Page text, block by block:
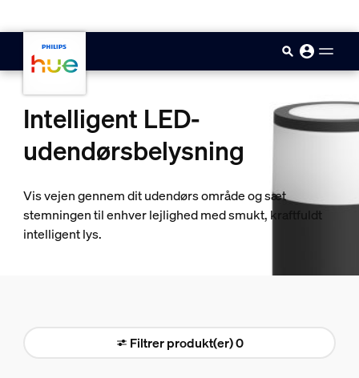
Intelligent LED-
udendørsbelysning
Vis vejen gennem dit udendørs område og sæt
stemningen til enhver lejlighed med smukt, kraftfuldt
intelligent lys.
Filtrer produkt(er) 0